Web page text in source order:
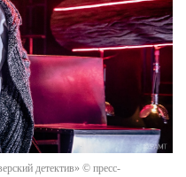
детектив» © пресс-